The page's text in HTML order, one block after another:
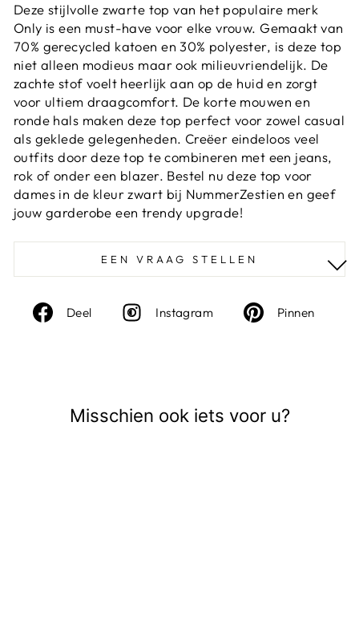
Deze stijlvolle zwarte top van het populaire merk
Only is een must-have voor elke vrouw. Gemaakt van
70% gerecycled katoen en 30% polyester, is deze top
niet alleen modieus maar ook milieuvriendelijk. De
zachte stof voelt heerlijk aan op de huid en zorgt
voor ultiem draagcomfort. De korte mouwen en
ronde hals maken deze top perfect voor zowel casual
als geklede gelegenheden. Creëer eindeloos veel
outfits door deze top te combineren met een jeans,
rok of onder een blazer. Bestel nu deze top voor
dames in de kleur zwart bij NummerZestien en geef
jouw garderobe een trendy upgrade!
EEN VRAAG STELLEN
Deel
Deel
Instagram InstagramPinnen
Misschien ook iets voor u?